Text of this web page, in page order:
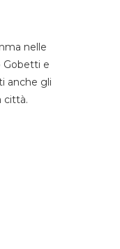
nelle
Gobetti e
anche gli
città.